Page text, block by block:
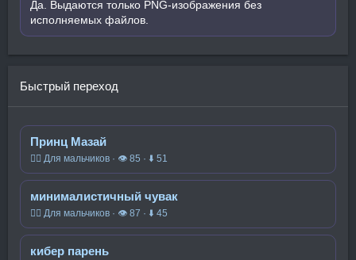
Да. Выдаются только PNG-изображения без
исполняемых файлов.
Быстрый переход
Принц Мазай
🧍‍♂️ Для мальчиков · 👁 85 · ⬇ 51
минималистичный чувак
🧍‍♂️ Для мальчиков · 👁 87 · ⬇ 45
кибер парень